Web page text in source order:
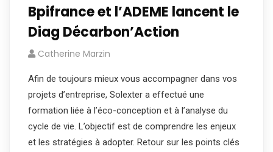
Bpifrance et l’ADEME lancent le
Diag Décarbon’Action
Catherine Marzin
Afin de toujours mieux vous accompagner dans vos
projets d’entreprise, Solexter a effectué une
formation liée à l’éco-conception et à l’analyse du
cycle de vie. L’objectif est de comprendre les enjeux
et les stratégies à adopter. Retour sur les points clés